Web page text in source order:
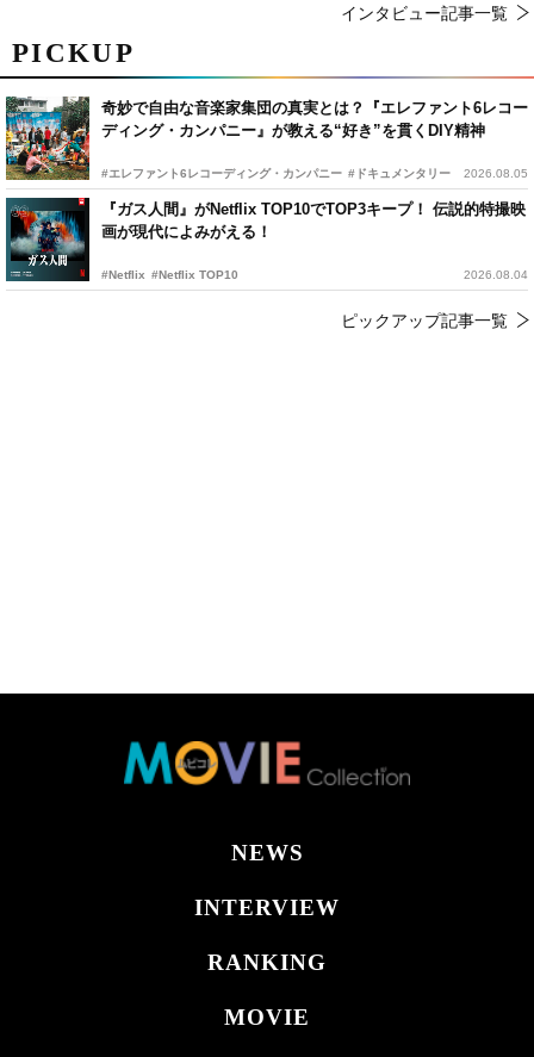
PICKUP
奇妙で自由な音楽家集団の真実とは？『エレファント6レコー
ディング・カンパニー』が教える“好き”を貫くDIY精神
#エレファント6レコーディング・カンパニー #ドキュメンタリー 2026.08.05
『ガス人間』がNetflix TOP10でTOP3キープ！ 伝説的特撮映
画が現代によみがえる！
#Netflix #Netflix TOP10 2026.08.04
ピックアップ記事一覧
インタビュー記事一覧
NEWS
INTERVIEW
RANKING
MOVIE